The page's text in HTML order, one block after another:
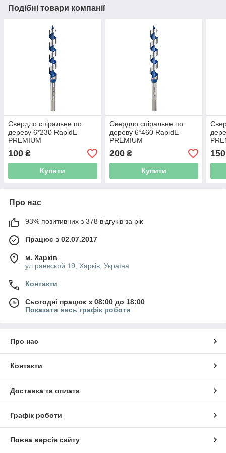
Подібні товари компанії
Свердло спіральне по
дереву 6*230 RapidE
PREMIUM
100 ₴
Купити
Свердло спіральне по
дереву 6*460 RapidE
PREMIUM
200₴
Купити
150
Про нас
93% позитивних з 378 відгуків за рік
Працює з 02.07.2017
м. Харків
ул раевской 19, Харків, Україна
Контакти
Сьогодні працює з 08:00 до 18:00
Показати весь графік роботи
Про нас
Контакти
Доставка та оплата
Графік роботи
Повна версія сайту